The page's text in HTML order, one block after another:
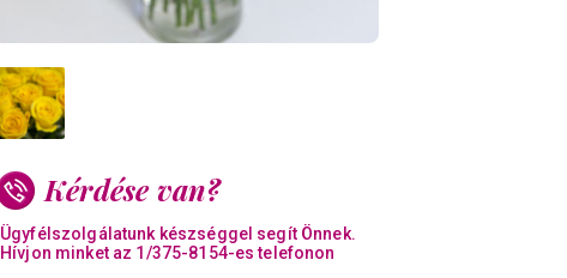
Kérdése van?
Ügyfélszolgálatunk készséggel segít Önnek.
Hívjon minket az 1/375-8154-es telefonon